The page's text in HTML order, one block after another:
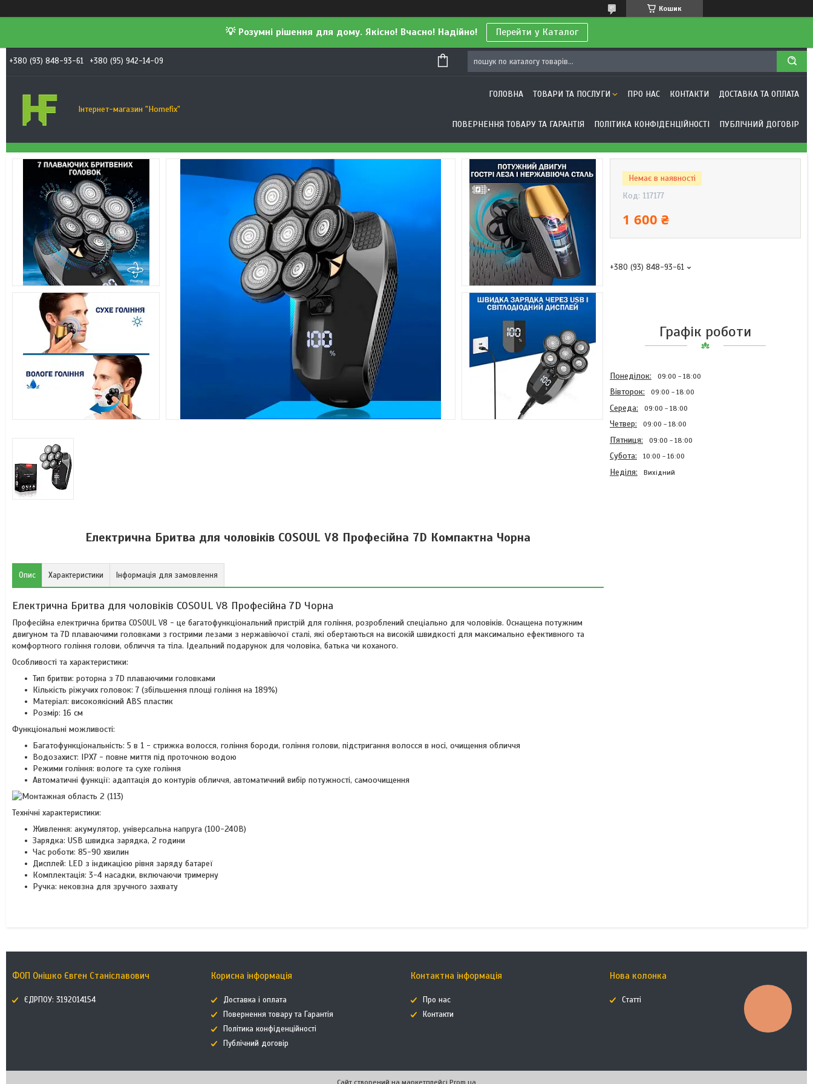
Кошик
💡 Розумні рішення для дому. Якісно! Вчасно! Надійно! Перейти у Каталог
+380 (93) 848-93-61 +380 (95) 942-14-09
Інтернет-магазин "Homefix"
ГОЛОВНА ТОВАРИ ТА ПОСЛУГИ ПРО НАС КОНТАКТИ ДОСТАВКА ТА ОПЛАТА
ПОВЕРНЕННЯ ТОВАРУ ТА ГАРАНТІЯ ПОЛІТИКА КОНФІДЕНЦІЙНОСТІ ПУБЛІЧНИЙ ДОГОВІР
Електрична Бритва для чоловіків COSOUL V8 Професійна 7D Компактна Чорна
Опис Характеристики Інформація для замовлення
Електрична Бритва для чоловіків COSOUL V8 Професійна 7D Чорна
Професійна електрична бритва COSOUL V8 - це багатофункціональний пристрій для гоління, розроблений спеціально для чоловіків. Оснащена потужним
двигуном та 7D плаваючими головками з гострими лезами з нержавіючої сталі, які обертаються на високій швидкості для максимально ефективного та
комфортного гоління голови, обличчя та тіла. Ідеальний подарунок для чоловіка, батька чи коханого.
Особливості та характеристики:
Тип бритви: роторна з 7D плаваючими головками
Кількість ріжучих головок: 7 (збільшення площі гоління на 189%)
Матеріал: високоякісний ABS пластик
Розмір: 16 см
Функціональні можливості:
Багатофункціональність: 5 в 1 - стрижка волосся, гоління бороди, гоління голови, підстригання волосся в носі, очищення обличчя
Водозахист: IPX7 - повне миття під проточною водою
Режими гоління: вологе та сухе гоління
Автоматичні функції: адаптація до контурів обличчя, автоматичний вибір потужності, самоочищення
Технічні характеристики:
Живлення: акумулятор, універсальна напруга (100-240В)
Зарядка: USB швидка зарядка, 2 години
Час роботи: 85-90 хвилин
Дисплей: LED з індикацією рівня заряду батареї
Комплектація: 3-4 насадки, включаючи тримерну
Ручка: нековзна для зручного захвату
Немає в наявності
Код: 117177
1 600 ₴
+380 (93) 848-93-61
Графік роботи
Понеділок 09:00 18:00
Вівторок 09:00 18:00
Середа 09:00 18:00
Четвер 09:00 18:00
Пʼятниця 09:00 18:00
Субота 10:00 16:00
Неділя Вихідний
ФОП Онішко Євген Станіславович
ЄДРПОУ: 3192014154
Корисна інформація
Доставка і оплата
Повернення товару та Гарантія
Політика конфіденційності
Публічний договір
Контактна інформація
Про нас
Контакти
Нова колонка
Статті
Сайт створений на маркетплейсі Prom.ua